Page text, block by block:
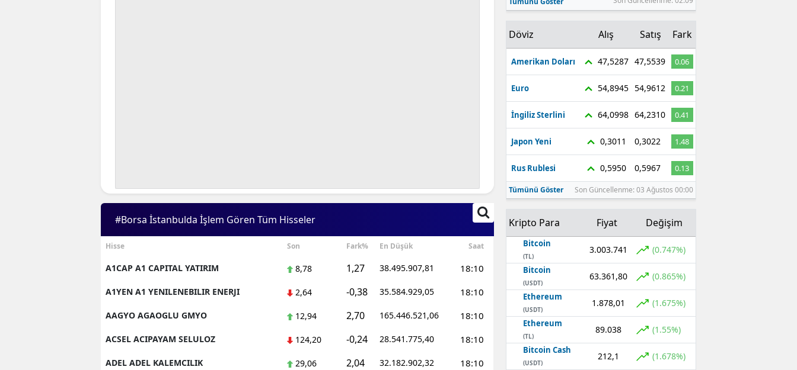
Çorum
#Borsa İstanbulda İşlem Gören Tüm Hisseler
Hisse Son Fark% En Düşük Saat
A1CAP A1 CAPITAL YATIRIM 8,78 1,27 38.495.907,81 18:10
A1YEN A1 YENILENEBILIR ENERJI 2,64 -0,38 35.584.929,05 18:10
AAGYO AGAOGLU GMYO 12,94 2,70 165.446.521,06 18:10
ACSEL ACIPAYAM SELULOZ 124,20 -0,24 28.541.775,40 18:10
ADEL ADEL KALEMCILIK 29,06 2,04 32.182.902,32 18:10
Döviz Alış Satış Fark
Amerikan Doları 47,5287 47,5539 0.06
Euro 54,8945 54,9612 0.21
İngiliz Sterlini 64,0998 64,2310 0.41
Japon Yeni 0,3011 0,3022 1.48
Rus Rublesi 0,5950 0,5967 0.13
Tümünü Göster Son Güncellenme: 03 Ağustos 00:00
Kripto Para Fiyat Değişim
Bitcoin
(TL)
3.003.741 (0.747%)
Bitcoin
(USDT)
63.361,80 (0.865%)
Ethereum
(USDT)
1.878,01 (1.675%)
Ethereum
(TL)
89.038 (1.55%)
Bitcoin Cash
(USDT)
212,1 (1.678%)